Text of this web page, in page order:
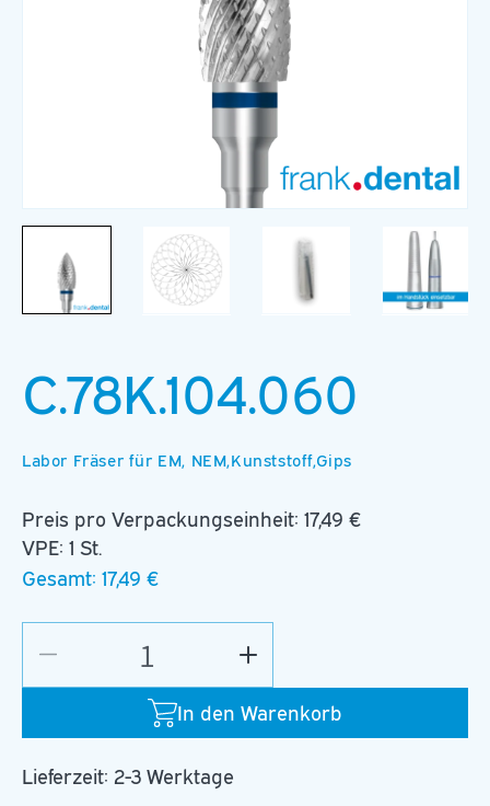
1
Modal
öffnen
C.78K.104.060
Labor Fräser für EM, NEM,Kunststoff,Gips
Preis pro Verpackungseinheit: 17,49 €
VPE: 1 St.
Gesamt: 17,49 €
In den Warenkorb
die
für
Erhöhe
die
Menge
für
Lieferzeit: 2-3 Werktage